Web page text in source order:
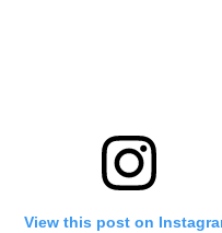
View this post on